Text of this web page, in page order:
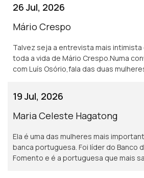
26 Jul, 2026
Mário Crespo
Talvez seja a entrevista mais intimista
toda a vida de Mário Crespo.Numa
com Luís Osório,fala das duas
combate ao mal
19 Jul, 2026
Maria Celeste Hagatong
Ela é uma das mulheres mais
banca portuguesa. Foi líder do Banco
Fomento e é a portuguesa que mais